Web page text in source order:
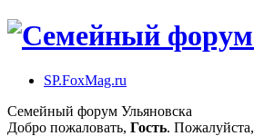
SP.FoxMag.ru
Семейный форум Ульяновска
Добро пожаловать, Гость. Пожалуйста,